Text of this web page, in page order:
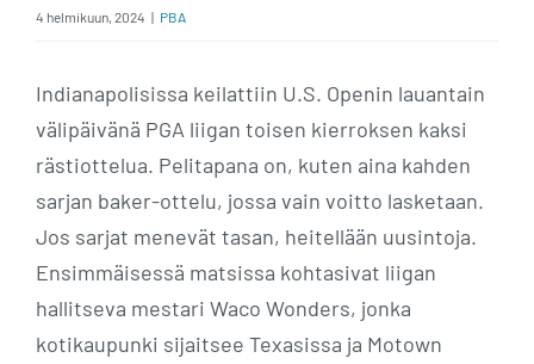
4 helmikuun, 2024 | PBA
Indianapolisissa keilattiin U.S. Openin lauantain
välipäivänä PGA liigan toisen kierroksen kaksi
rästiottelua. Pelitapana on, kuten aina kahden
sarjan baker-ottelu, jossa vain voitto lasketaan.
Jos sarjat menevät tasan, heitellään uusintoja.
Ensimmäisessä matsissa kohtasivat liigan
hallitseva mestari Waco Wonders, jonka
kotikaupunki sijaitsee Texasissa ja Motown